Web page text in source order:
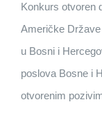
Konkurs otvoren
Američke
u Bosni i
poslova Bosne i
otvorenim